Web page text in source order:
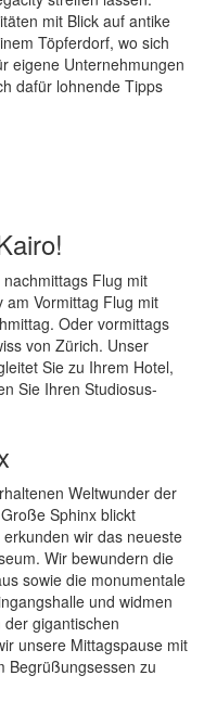
mit Blick auf antike
Töpferdorf, wo sich
eigene Unternehmungen
dafür lohnende Tipps
Flug mit
am Vormittag Flug mit
Oder vormittags
von Zürich. Unser
Sie zu Ihrem Hotel,
Sie Ihren Studiosus-
Weltwunder der
Sphinx blickt
wir das neueste
Wir bewundern die
sowie die monumentale
und widmen
gigantischen
unsere Mittagspause mit
Begrüßungsessen zu